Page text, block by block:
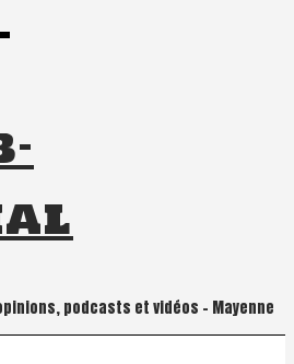
podcasts et vidéos – Mayenne